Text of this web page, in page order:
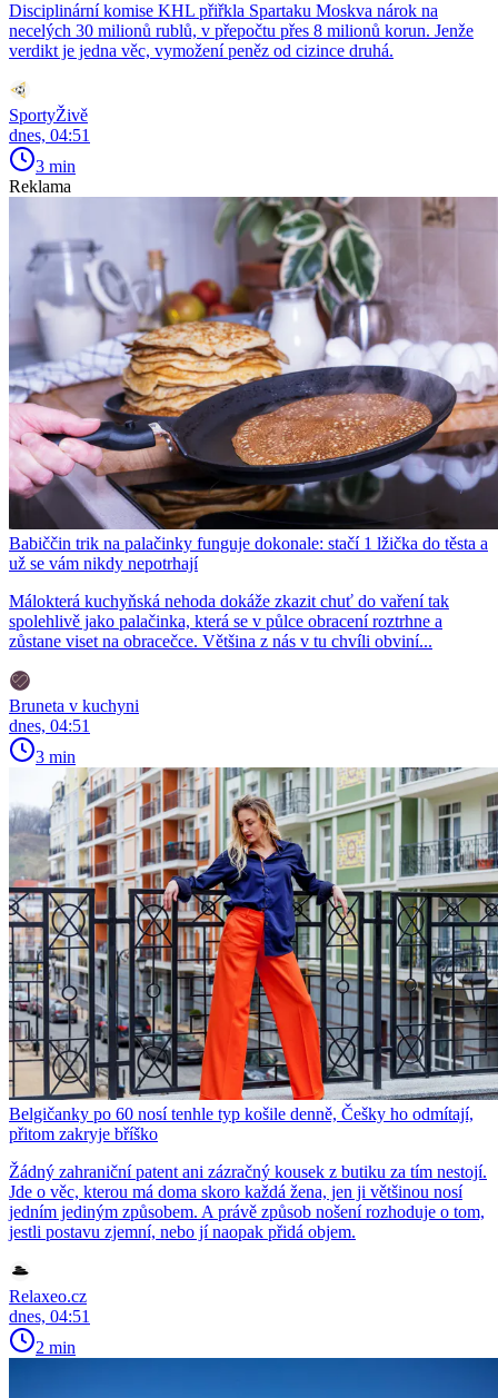
Disciplinární komise KHL přiřkla Spartaku Moskva nárok na
necelých 30 milionů rublů, v přepočtu přes 8 milionů korun. Jenže
verdikt je jedna věc, vymožení peněz od cizince druhá.
SportyŽivě
dnes, 04:51
3 min
Reklama
Babiččin trik na palačinky funguje dokonale: stačí 1 lžička do těsta a
už se vám nikdy nepotrhají
Málokterá kuchyňská nehoda dokáže zkazit chuť do vaření tak
spolehlivě jako palačinka, která se v půlce obracení roztrhne a
zůstane viset na obracečce. Většina z nás v tu chvíli obviní...
Bruneta v kuchyni
dnes, 04:51
3 min
Belgičanky po 60 nosí tenhle typ košile denně, Češky ho odmítají,
přitom zakryje bříško
Žádný zahraniční patent ani zázračný kousek z butiku za tím nestojí.
Jde o věc, kterou má doma skoro každá žena, jen ji většinou nosí
jedním jediným způsobem. A právě způsob nošení rozhoduje o tom,
jestli postavu zjemní, nebo jí naopak přidá objem.
Relaxeo.cz
dnes, 04:51
2 min